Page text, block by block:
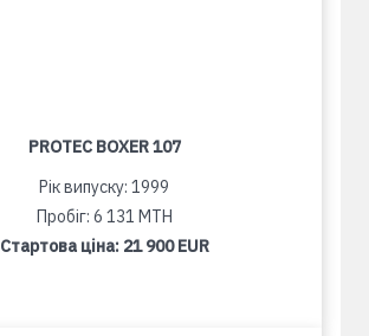
PROTEC BOXER 107
Рік випуску: 1999
Пробіг: 6 131 MTH
Стартова ціна: 21 900 EUR